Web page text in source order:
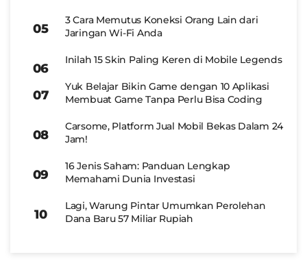
3 Cara Memutus Koneksi Orang Lain dari
Jaringan Wi-Fi Anda
Inilah 15 Skin Paling Keren di Mobile Legends
Yuk Belajar Bikin Game dengan 10 Aplikasi
Membuat Game Tanpa Perlu Bisa Coding
Carsome, Platform Jual Mobil Bekas Dalam 24
Jam!
16 Jenis Saham: Panduan Lengkap
Memahami Dunia Investasi
Lagi, Warung Pintar Umumkan Perolehan
Dana Baru 57 Miliar Rupiah